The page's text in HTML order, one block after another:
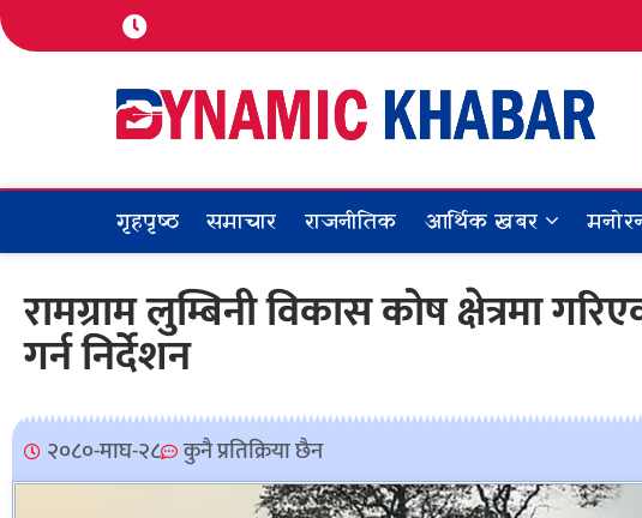
ALL
गृहपृष्ठ समाचार राजनीतिक आर्थिक खबर
रामग्राम लुम्बिनी विकास कोष क्षेत्रमा
गर्न निर्देशन
२०८०-माघ-२८ कुनै प्रतिक्रिया छैन